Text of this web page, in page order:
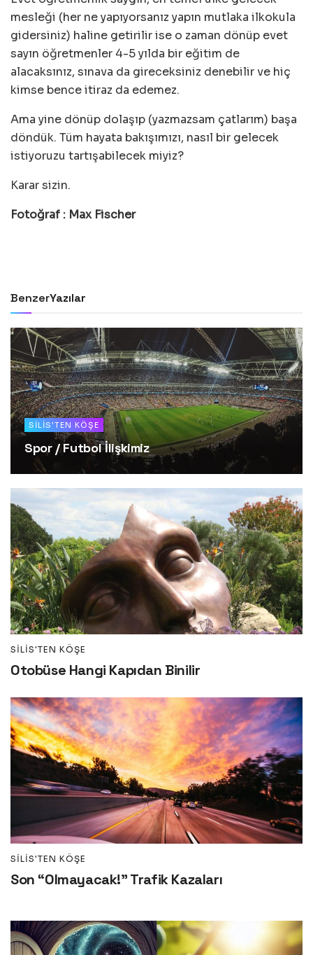
mesleği (her ne yapıyorsanız yapın mutlaka ilkokula
gidersiniz) haline getirilir ise o zaman dönüp evet
sayın öğretmenler 4-5 yılda bir eğitim de
alacaksınız, sınava da gireceksiniz denebilir ve hiç
kimse bence itiraz da edemez.
Ama yine dönüp dolaşıp (yazmazsam çatlarım) başa
döndük. Tüm hayata bakışımızı, nasıl bir gelecek
istiyoruzu tartışabilecek miyiz?
Karar sizin.
Fotoğraf : Max Fischer
BenzerYazılar
SILIS'TEN KÖŞE
Spor / Futbol İlişkimiz
SILIS'TEN KÖŞE
Otobüse Hangi Kapıdan Binilir
SILIS'TEN KÖŞE
Son “Olmayacak!” Trafik Kazaları